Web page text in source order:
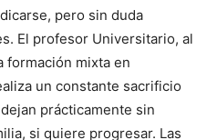
pero sin duda
El profesor Universitario, al
formación mixta en
un constante sacrificio
prácticamente sin
si quiere progresar. Las